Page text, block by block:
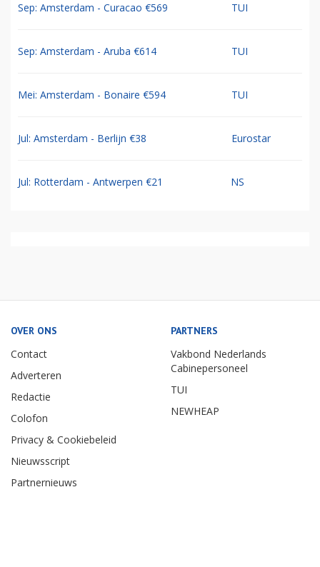
Sep: Amsterdam - Curacao €569 TUI
Sep: Amsterdam - Aruba €614 TUI
Mei: Amsterdam - Bonaire €594 TUI
Jul: Amsterdam - Berlijn €38 Eurostar
Jul: Rotterdam - Antwerpen €21 NS
OVER ONS
Contact
Adverteren
Redactie
Colofon
Privacy & Cookiebeleid
Nieuwsscript
Partnernieuws
PARTNERS
Vakbond Nederlands
Cabinepersoneel
TUI
NEWHEAP